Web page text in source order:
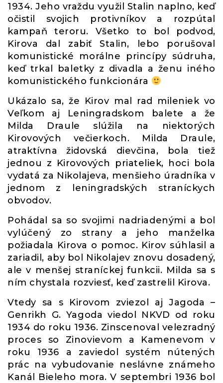
1934. Jeho vraždu využil Stalin naplno, keď
očistil svojich protivníkov a rozpútal
kampaň teroru. Všetko to bol podvod,
Kirova dal zabiť Stalin, lebo porušoval
komunistické morálne princípy súdruha,
keď trkal baletky z divadla a ženu iného
komunistického funkcionára
Ukázalo sa, že Kirov mal rad mileniek vo
Veľkom aj Leningradskom balete a že
Milda Draule slúžila na niektorých
Kirovových večierkoch. Milda Draule,
atraktívna židovská dievčina, bola tiež
jednou z Kirovových priateliek, hoci bola
vydatá za Nikolajeva, menšieho úradníka v
jednom z leningradských straníckych
obvodov.
Pohádal sa so svojimi nadriadenými a bol
vylúčený zo strany a jeho manželka
požiadala Kirova o pomoc. Kirov súhlasil a
zariadil, aby bol Nikolajev znovu dosadený,
ale v menšej straníckej funkcii. Milda sa s
ním chystala rozviesť, keď zastrelil Kirova.
Vtedy sa s Kirovom zviezol aj Jagoda –
Genrikh G. Yagoda viedol NKVD od roku
1934 do roku 1936. Zinscenoval velezradný
proces so Zinovievom a Kamenevom v
roku 1936 a zaviedol systém nútených
prác na vybudovanie neslávne známeho
Kanál Bieleho mora. V septembri 1936 bol